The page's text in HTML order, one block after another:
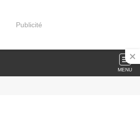
Publicité
MENU